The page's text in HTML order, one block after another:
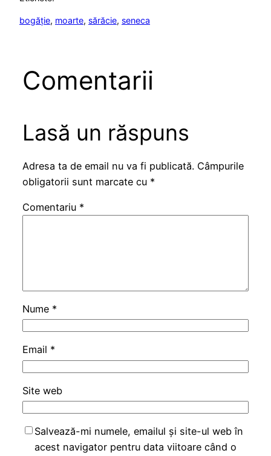
bogăție, moarte, sărăcie, seneca
Comentarii
Lasă un răspuns
Adresa ta de email nu va fi publicată. Câmpurile
obligatorii sunt marcate cu *
Comentariu *
Nume *
Email *
Site web
Salvează-mi numele, emailul și site-ul web în
acest navigator pentru data viitoare când o